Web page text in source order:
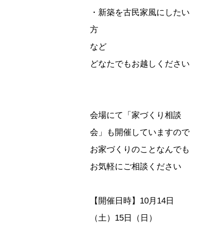
・新築を古民家風にしたい
方
など
どなたでもお越しください
会場にて「家づくり相談
会」も開催していますので
お家づくりのことなんでも
お気軽にご相談ください
【開催日時】10月14日
（土）15日（日）